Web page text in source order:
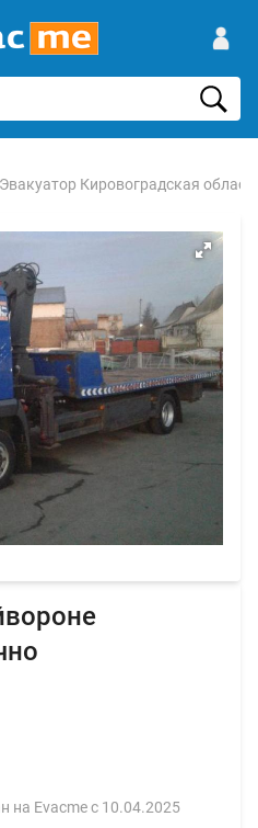
Эвакуатор Кировоградская
на Evacme с 10.04.2025